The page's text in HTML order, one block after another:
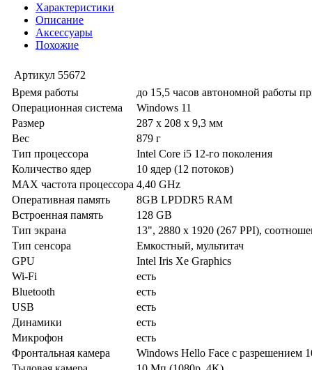
Характеристики
Описание
Аксессуары
Похожие
Артикул 55672
Время работы
до 15,5 часов автономной работы
Операционная система
Windows 11
Размер
287 x 208 x 9,3 мм
Вес
879 г
Тип процессора
Intel Core i5 12-го поколения
Количество ядер
10 ядер (12 потоков)
MAX частота процессора 4,40 GHz
Оперативная память
8GB LPDDR5 RAM
Встроенная память
128 GB
Тип экрана
13", 2880 x 1920 (267 PPI),
Тип сенсора
Емкостный, мультитач
GPU
Intel Iris Xe Graphics
Wi-Fi
есть
Bluetooth
есть
USB
есть
Динамики
есть
Микрофон
есть
Фронтальная камера
Windows Hello Face с разрешением